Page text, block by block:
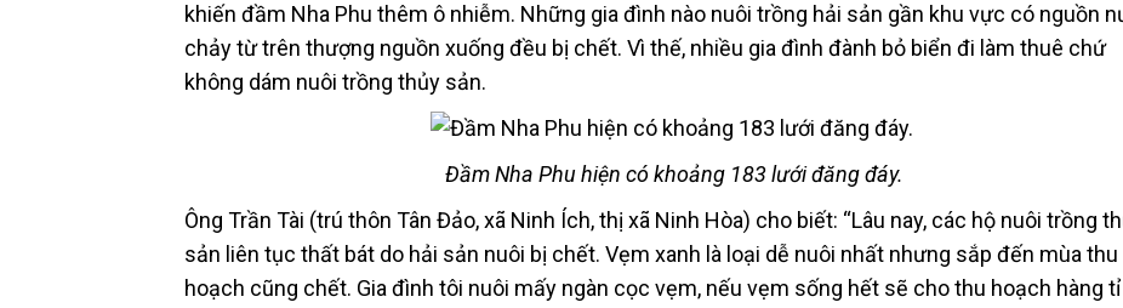
khiến đầm Nha Phu thêm ô nhiễm. Những gia đình nào nuôi trồng hải sản gần khu vực có nguồn
chảy từ trên thượng nguồn xuống đều bị chết. Vì thế, nhiều gia đình đành bỏ biển đi làm thuê chứ
không dám nuôi trồng thủy sản.
Đầm Nha Phu hiện có khoảng 183 lưới đăng đáy.
Ông Trần Tài (trú thôn Tân Đảo, xã Ninh Ích, thị xã Ninh Hòa) cho biết: “Lâu nay, các hộ nuôi trồng
sản liên tục thất bát do hải sản nuôi bị chết. Vẹm xanh là loại dễ nuôi nhất nhưng sắp đến mùa thu
hoạch cũng chết. Gia đình tôi nuôi mấy ngàn cọc vẹm, nếu vẹm sống hết sẽ cho thu hoạch hàng tỉ